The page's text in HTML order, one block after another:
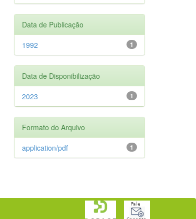
Data de Publicação
1
1992
Data de Disponibilização
1
2023
Formato do Arquivo
1
application/pdf